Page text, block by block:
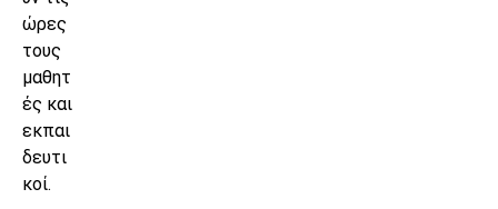
ώρες
τους
μαθητ
ές και
εκπαι
δευτι
κοί.